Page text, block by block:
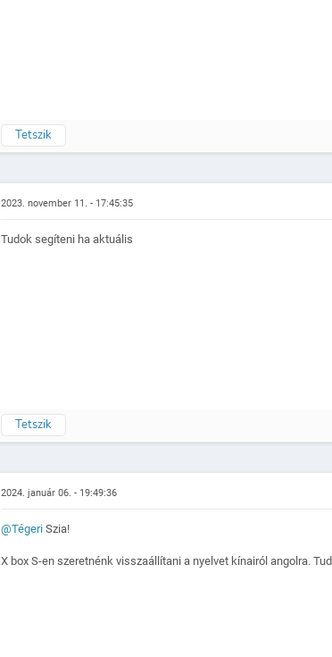
Tetszik
2023. november 11. - 17:45:35
Tudok segíteni ha aktuális
Tetszik
2024. január 06. - 19:49:36
@TégeriSzia!
X box S-en szeretnénk visszaállítani a nyelvet kínairól angolra.